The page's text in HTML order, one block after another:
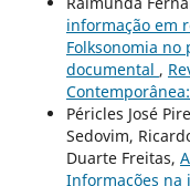
informação em
Folksonomia no
documental ,
Péricles José
Sedovim,
Duarte Freitas,
Informações na